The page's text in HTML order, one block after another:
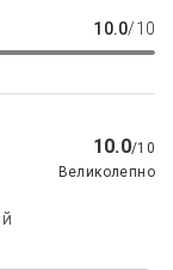
10.0/10
10.0/10
Великолепно